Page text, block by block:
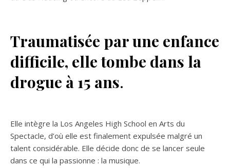
Traumatisée par une enfance
difficile, elle tombe dans la
drogue à 15 ans.
Elle intègre la Los Angeles High School en Arts du
Spectacle, d’où elle est finalement expulsée malgré un
talent considérable. Elle décide donc de se lancer seule
dans ce qui la passionne : la musique.